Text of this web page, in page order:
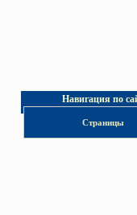
Навигация по
Страницы